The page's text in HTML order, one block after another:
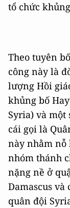
tổ chức
Theo tuyên
công này là
lượng Hồi
khủng bố
Syria) và
cái gọi là
này nhằm nỗ
nhóm thánh
nặng nề ở
Damascus và
quân đội